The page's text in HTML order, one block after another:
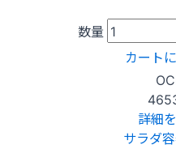
数量
カート
詳細
サラダ